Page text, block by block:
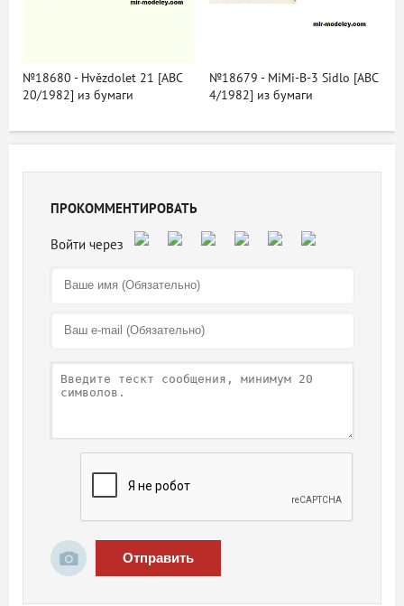
№18680 - Hvězdolet 21 [ABC
20/1982] из бумаги
№18679 - MiMi-B-3 Sidlo [ABC
4/1982] из бумаги
ПРОКОММЕНТИРОВАТЬ
Отправить